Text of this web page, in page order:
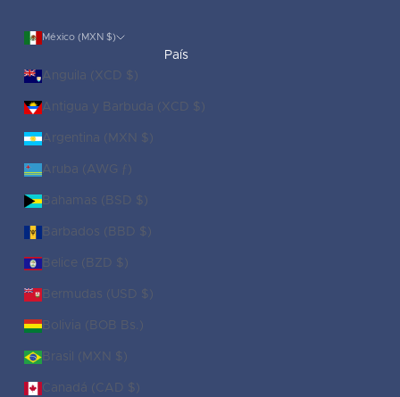
México (MXN $)
País
Anguila (XCD $)
Antigua y Barbuda (XCD $)
Argentina (MXN $)
Aruba (AWG ƒ)
Bahamas (BSD $)
Barbados (BBD $)
Belice (BZD $)
Bermudas (USD $)
Bolivia (BOB Bs.)
Brasil (MXN $)
Canadá (CAD $)